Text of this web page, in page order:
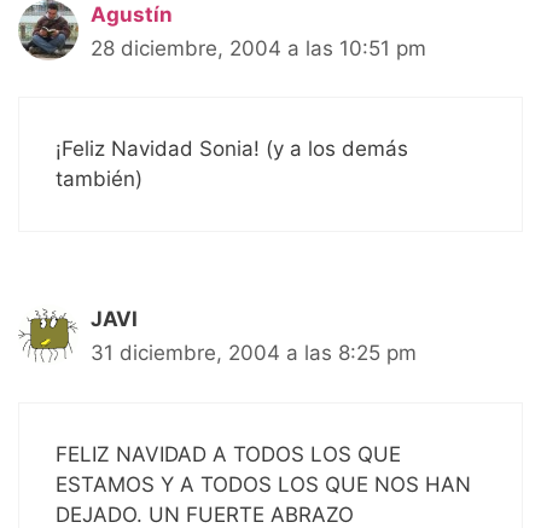
Agustín
28 diciembre, 2004 a las 10:51 pm
¡Feliz Navidad Sonia! (y a los demás
también)
JAVI
31 diciembre, 2004 a las 8:25 pm
FELIZ NAVIDAD A TODOS LOS QUE
ESTAMOS Y A TODOS LOS QUE NOS HAN
DEJADO. UN FUERTE ABRAZO